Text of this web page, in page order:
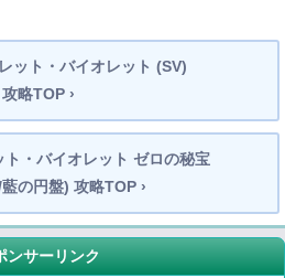
ット・バイオレット (SV)
攻略TOP ›
・バイオレット ゼロの秘宝
の円盤) 攻略TOP ›
ンサーリンク